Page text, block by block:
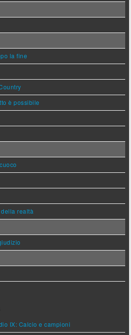
la fine
è possibile
realtà
IX: Calcio e campioni